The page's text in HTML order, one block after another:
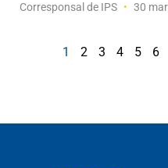
Corresponsal de IPS 30
1 2 3 4 5 6